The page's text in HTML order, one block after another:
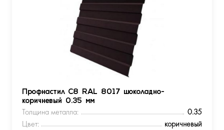
Профнастил С8 RAL 8017 шоколадно-
коричневый 0.35 мм
Толщина металла:
0.35
Цвет:
коричневый